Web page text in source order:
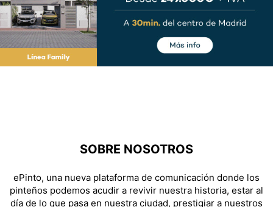
SOBRE NOSOTROS
ePinto, una nueva plataforma de comunicación donde los
pinteños podemos acudir a revivir nuestra historia, estar al
día de lo que pasa en nuestra ciudad, prestigiar a nuestros